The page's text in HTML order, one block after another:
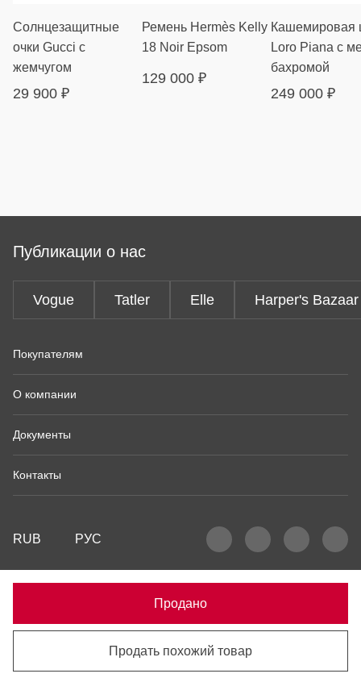
Продано
Продать похожий товар
Солнцезащитные
очки Gucci с
жемчугом
29 900 ₽
Ремень Hermès Kelly
18 Noir Epsom
129 000 ₽
Кашемировая
Loro Piana с
бахромой
249 000 ₽
Публикации о нас
Vogue Tatler Elle Harper's Bazaar
Покупателям
О компании
Документы
Контакты
RUB РУС